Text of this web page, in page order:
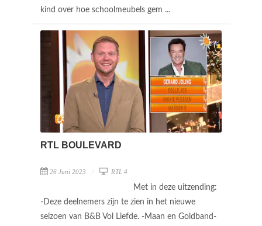
kind over hoe schoolmeubels gem ...
RTL BOULEVARD
26 Juni 2023 RTL 4
Met in deze uitzending:
-Deze deelnemers zijn te zien in het nieuwe
seizoen van B&B Vol Liefde. -Maan en Goldband-